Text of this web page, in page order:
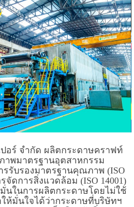
ปอร์ จำกัด ผลิตกระดาษคราฟท์
พมาตรฐานอุตสาหกรรม
รรับรองมาตรฐานคุณภาพ (ISO
จัดการสิ่งแวดล้อม (ISO 14001)
นในการผลิตกระดาษโดยไม่ใช้
ให้มั่นใจได้ว่ากระดาษที่บริษัทฯ